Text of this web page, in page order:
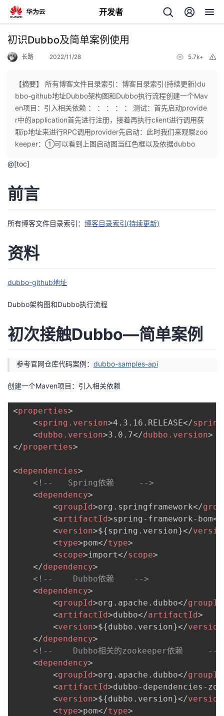
开发者
返
个
人
主
页
我
的
开
客
论
坛
的
圈
子
我
的
直
播
我
的
活
我
的
我
Programs
初识Dubbo及简单案例使用
长路 2022/11/28 5.7k+
【摘要】 所有博客文件目录索引：博客目录索引(持续更新)du
bbo-github地址Dubbo架构图和Dubbo执行流程创建一个Mav
en项目：引入相关依赖 ： ： ： ： ： 测试：首先启动provide
r中的application首先进行注册，接着再执行client进行调用获
取ip地址来进行RPC调用provider先启动：此时我们来观察zoo
keeper：①可以看到上图启动图当红色框以及依据dubbo
@[toc]
前言
所有博客文件目录索引： 博客目录索引(持续更新)
资料
dubbo-github地址
Dubbo架构图和Dubbo执行流程
初次接触Dubbo—简单案例
参考官网仓库代码案例： dubbo-samples-api
创建一个Maven项目：引入相关依赖
<properties>
<spring.version>4.3.16.RELEASE</
<dubbo.version>3.0.7</dubbo.version>
</properties>
<dependencies>
<!--   Spring依赖     -->
<dependency>
<groupId>org.springframework</
<artifactId>spring-framework-bom</
<version>${spring.version}</
<type>pom</type>
<scope>import</scope>
</dependency>
<!--    Dubbo依赖    -->
<dependency>
<groupId>org.apache.dubbo</groupId
<artifactId>dubbo</artifactId>
<version>${dubbo.version}</version
</dependency>
<!--    Dubbo相关的zookeeper依赖     -->
<dependency>
<groupId>org.apache.dubbo</groupId
<artifactId>dubbo-dependencies-
<version>${dubbo.version}</version
<type>pom</type>